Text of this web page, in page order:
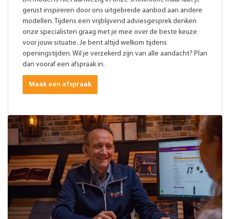
gerust inspireren door ons uitgebreide aanbod aan andere
modellen. Tijdens een vrijblijvend adviesgesprek denken
onze specialisten graag met je mee over de beste keuze
voor jouw situatie. Je bent altijd welkom tijdens
openingstijden. Wil je verzekerd zijn van alle aandacht? Plan
dan vooraf een afspraak in.
Maak een afspraak